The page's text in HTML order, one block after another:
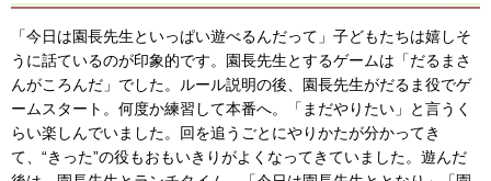
「今日は園長先生といっぱい遊べるんだって」子どもたちは嬉しそ
うに話ているのが印象的です。園長先生とするゲームは「だるまさ
んがころんだ」でした。ルール説明の後、園長先生がだるま役でゲ
ームスタート。何度か練習して本番へ。「まだやりたい」と言うく
らい楽しんでいました。回を追うごとにやりかたが分かってき
て、“きった”の役もおもいきりがよくなってきていました。遊んだ